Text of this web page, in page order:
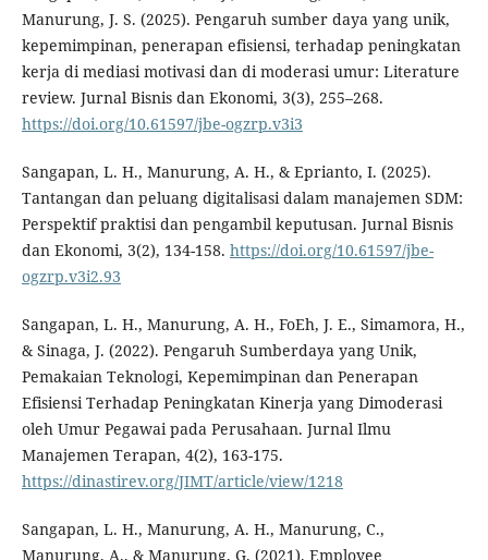
Manurung, J. S. (2025). Pengaruh sumber daya yang unik,
kepemimpinan, penerapan efisiensi, terhadap peningkatan
kerja di mediasi motivasi dan di moderasi umur: Literature
review. Jurnal Bisnis dan Ekonomi, 3(3), 255–268.
https://doi.org/10.61597/jbe-ogzrp.v3i3
Sangapan, L. H., Manurung, A. H., & Eprianto, I. (2025).
Tantangan dan peluang digitalisasi dalam manajemen SDM:
Perspektif praktisi dan pengambil keputusan. Jurnal Bisnis
dan Ekonomi, 3(2), 134-158. https://doi.org/10.61597/jbe-
ogzrp.v3i2.93
Sangapan, L. H., Manurung, A. H., FoEh, J. E., Simamora, H.,
& Sinaga, J. (2022). Pengaruh Sumberdaya yang Unik,
Pemakaian Teknologi, Kepemimpinan dan Penerapan
Efisiensi Terhadap Peningkatan Kinerja yang Dimoderasi
oleh Umur Pegawai pada Perusahaan. Jurnal Ilmu
Manajemen Terapan, 4(2), 163-175.
https://dinastirev.org/JIMT/article/view/1218
Sangapan, L. H., Manurung, A. H., Manurung, C.,
Manurung, A., & Manurung, G. (2021). Employee